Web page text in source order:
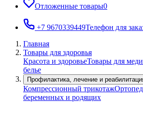
Отложенные товары0
+7 9670339449Телефон для
Главная
Товары для здоровья
Красота и здоровьеТовары для
белье
Профилактика, лечение и
Компрессионный трикотаж
беременных и родящих